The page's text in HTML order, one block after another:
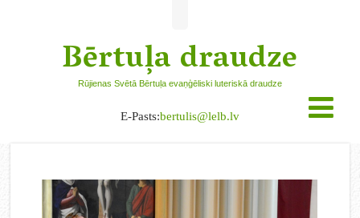
Bērtuļa draudze
Rūjienas Svētā Bērtuļa evaņģēliski luteriskā draudze
E-Pasts:bertulis@lelb.lv